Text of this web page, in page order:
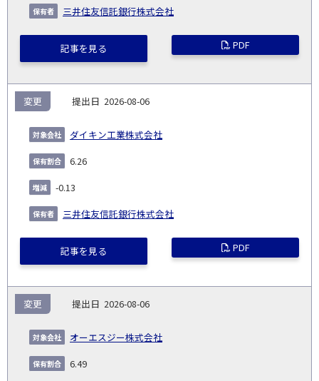
三井住友信託銀行株式会社
記事を見る PDF
2026-08-06
ダイキン工業株式会社
変更
6.26
-0.13
三井住友信託銀行株式会社
記事を見る PDF
2026-08-06
オーエスジー株式会社
変更
6.49